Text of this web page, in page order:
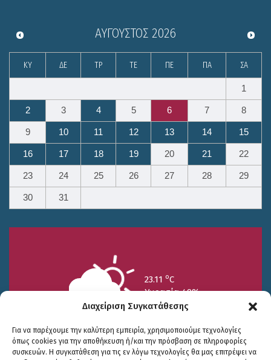
Διαχείριση Συγκατάθεσης
Για να παρέχουμε την καλύτερη εμπειρία, χρησιμοποιούμε τεχνολογίες
όπως cookies για την αποθήκευση ή/και την πρόσβαση σε πληροφορίες
συσκευών. Η συγκατάθεση για τις εν λόγω τεχνολογίες θα μας επιτρέψει να
ΑΎΓΟΥΣΤΟΣ 2026
ΚΥ ΔΕ ΤΡ ΤΕ ΠΕ ΠΑ ΣΑ
1
2 3 4 5 6 7 8
9 10 11 12 13 14 15
16 17 18 19 20 21 22
23 24 25 26 27 28 29
30 31
23.11 oC
Υγρασία 49%